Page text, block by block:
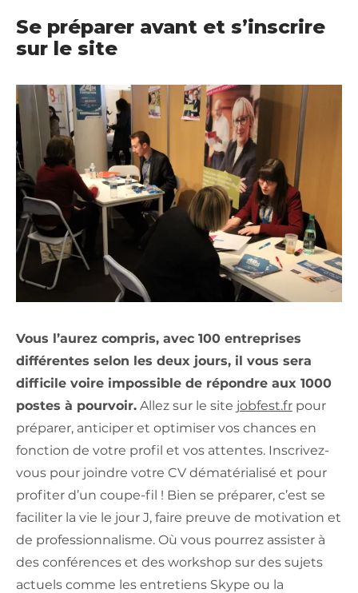
Se préparer avant et s’inscrire
sur le site
Vous l’aurez compris, avec 100 entreprises
différentes selon les deux jours, il vous sera
difficile voire impossible de répondre aux 1000
postes à pourvoir. Allez sur le site jobfest.fr pour
préparer, anticiper et optimiser vos chances en
fonction de votre profil et vos attentes. Inscrivez-
vous pour joindre votre CV dématérialisé et pour
profiter d’un coupe-fil ! Bien se préparer, c’est se
faciliter la vie le jour J, faire preuve de motivation et
de professionnalisme. Où vous pourrez assister à
des conférences et des workshop sur des sujets
actuels comme les entretiens Skype ou la